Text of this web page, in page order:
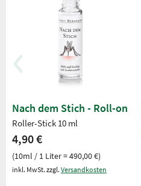
Nach dem Stich - Roll-on
Roller-Stick 10 ml
4,90 €
(10ml / 1 Liter = 490,00 €)
inkl. MwSt. zzgl. Versandkosten